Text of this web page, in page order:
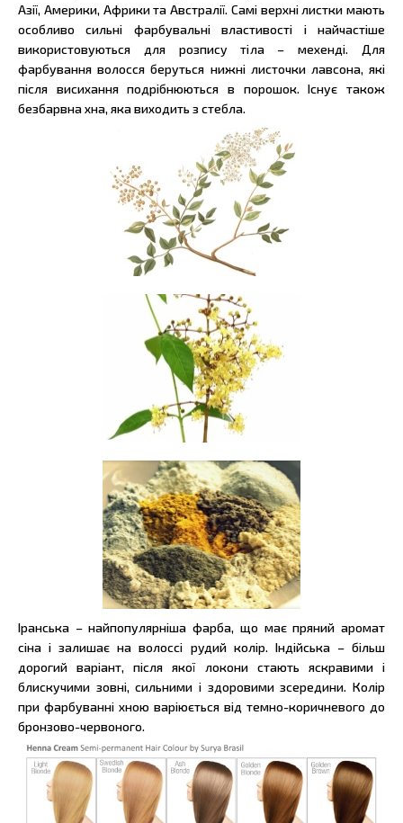
Азії, Америки, Африки та Австралії. Самі верхні листки мають
особливо сильні фарбувальні властивості і найчастіше
використовуються для розпису тіла – мехенді. Для
фарбування волосся беруться нижні листочки лавсона, які
після висихання подрібнюються в порошок. Існує також
безбарвна хна, яка виходить з стебла.
Іранська – найпопулярніша фарба, що має пряний аромат
сіна і залишає на волоссі рудий колір. Індійська – більш
дорогий варіант, після якої локони стають яскравими і
блискучими зовні, сильними і здоровими зсередини. Колір
при фарбуванні хною варіюється від темно-коричневого до
бронзово-червоного.